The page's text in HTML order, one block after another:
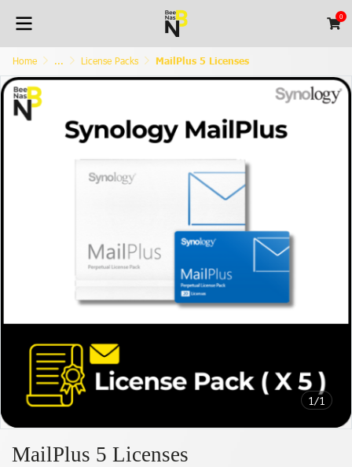
0
Home ... License Packs MailPlus 5 Licenses
1/1
MailPlus 5 Licenses